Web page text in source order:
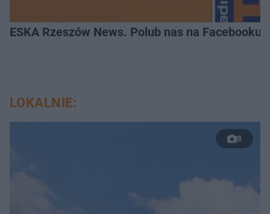
ESKA Rzeszów News. Polub nas na Facebooku!
LOKALNIE:
8